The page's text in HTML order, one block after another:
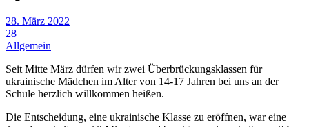
28. März 2022
28
Allgemein
Seit Mitte März dürfen wir zwei Überbrückungsklassen für
ukrainische Mädchen im Alter von 14-17 Jahren bei uns an der
Schule herzlich willkommen heißen.
Die Entscheidung, eine ukrainische Klasse zu eröffnen, war eine